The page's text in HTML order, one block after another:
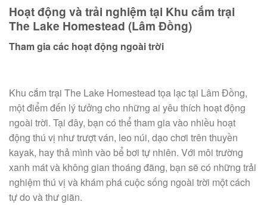
Hoạt động và trải nghiệm tại Khu cắm trại
The Lake Homestead (Lâm Đồng)
Tham gia các hoạt động ngoài trời
Khu cắm trại The Lake Homestead tọa lạc tại Lâm Đồng,
một điểm đến lý tưởng cho những ai yêu thích hoạt động
ngoài trời. Tại đây, bạn có thể tham gia vào nhiều hoạt
động thú vị như trượt ván, leo núi, dạo chơi trên thuyền
kayak, hay thả mình vào bể bơi tự nhiên. Với môi trường
xanh mát và không gian thoáng đãng, bạn sẽ có những trải
nghiệm thú vị và khám phá cuộc sống ngoài trời một cách
tự do và thư giãn.